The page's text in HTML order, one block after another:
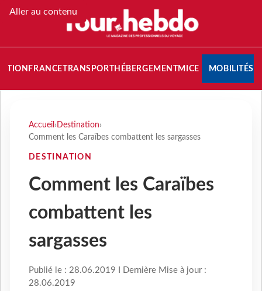
Aller au contenu
FRANCETRANSPORT HÉBERGEMENTMICE MOBILITÉS
Accueil › Destination›
Comment les Caraïbes combattent les sargasses
DESTINATION
Comment les Caraïbes
combattent les
sargasses
Publié le : 28.06.2019 I Dernière Mise à jour :
28.06.2019